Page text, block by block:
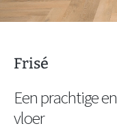
Frisé
Een prachtige en
vloer